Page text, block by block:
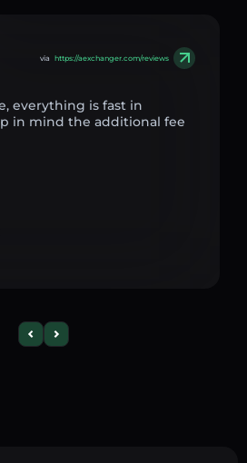
via https://aexchanger.com/reviews
everything is fast in
in mind the additional fee